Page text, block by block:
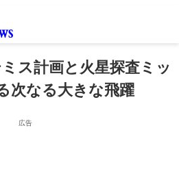
ス計画と火星探査ミッ
次なる大きな飛躍
広告